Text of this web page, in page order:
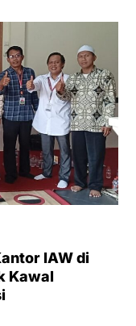
IAW di
Kawal